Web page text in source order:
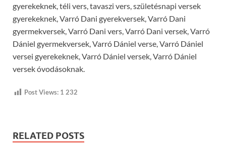
gyerekeknek, téli vers, tavaszi vers, születésnapi versek
gyerekeknek, Varró Dani gyerekversek, Varró Dani
gyermekversek, Varró Dani vers, Varró Dani versek, Varró
Dániel gyermekversek, Varró Dániel verse, Varró Dániel
versei gyerekeknek, Varró Dániel versek, Varró Dániel
versek óvodásoknak.
Post Views: 1 232
RELATED POSTS